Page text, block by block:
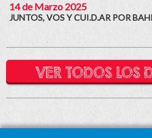
14 de Marzo 2025
JUNTOS, VOS Y CUI.D.AR POR
VER TODOS LOS